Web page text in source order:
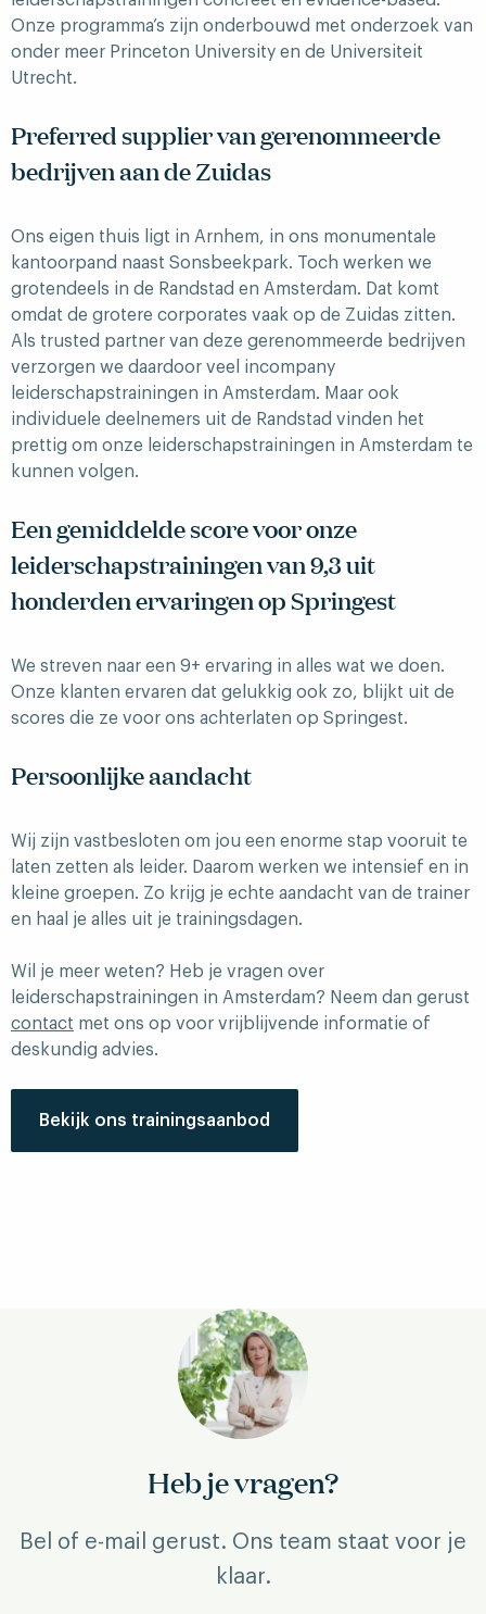
Onze programma’s zijn onderbouwd met onderzoek van
onder meer Princeton University en de Universiteit
Utrecht.
Preferred supplier van gerenommeerde
bedrijven aan de Zuidas
Ons eigen thuis ligt in Arnhem, in ons monumentale
kantoorpand naast Sonsbeekpark. Toch werken we
grotendeels in de Randstad en Amsterdam. Dat komt
omdat de grotere corporates vaak op de Zuidas zitten.
Als trusted partner van deze gerenommeerde bedrijven
verzorgen we daardoor veel incompany
leiderschapstrainingen in Amsterdam. Maar ook
individuele deelnemers uit de Randstad vinden het
prettig om onze leiderschapstrainingen in Amsterdam te
kunnen volgen.
Een gemiddelde score voor onze
leiderschapstrainingen van 9,3 uit
honderden ervaringen op Springest
We streven naar een 9+ ervaring in alles wat we doen.
Onze klanten ervaren dat gelukkig ook zo, blijkt uit de
scores die ze voor ons achterlaten op Springest.
Persoonlijke aandacht
Wij zijn vastbesloten om jou een enorme stap vooruit te
laten zetten als leider. Daarom werken we intensief en in
kleine groepen. Zo krijg je echte aandacht van de trainer
en haal je alles uit je trainingsdagen.
Wil je meer weten? Heb je vragen over
leiderschapstrainingen in Amsterdam? Neem dan gerust
contact met ons op voor vrijblijvende informatie of
deskundig advies.
Bekijk ons trainingsaanbod
Heb je vragen?
Bel of e-mail gerust. Ons team staat voor je
klaar.